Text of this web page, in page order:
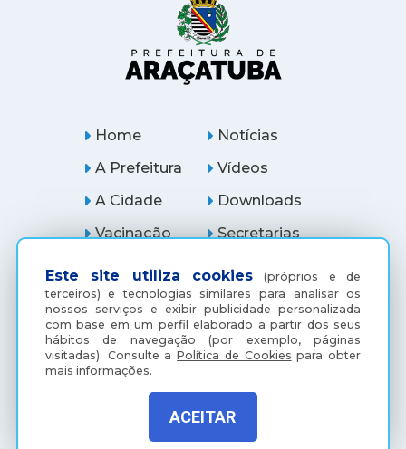
Este site utiliza cookies (próprios e de
terceiros) e tecnologias similares para analisar os
nossos serviços e exibir publicidade personalizada
com base em um perfil elaborado a partir dos seus
hábitos de navegação (por exemplo, páginas
visitadas). Consulte aPolítica de Cookies para obter
mais informações.
ACEITAR
Home
A Prefeitura
A Cidade
Notícias
Vídeos
Downloads
Vacinação
Serviços
Licitações
Secretarias
Ouvidoria
Araçatuba Digital